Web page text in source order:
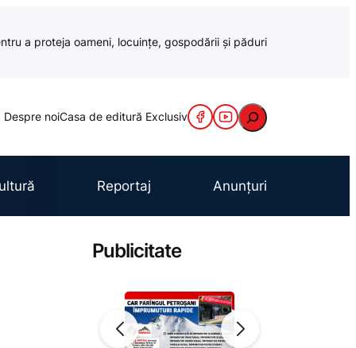
a proteja oameni, locuințe, gospodării și păduri
Despre noiCasa de editură Exclusiv Caută
Reportaj Anunțuri
Publicitate